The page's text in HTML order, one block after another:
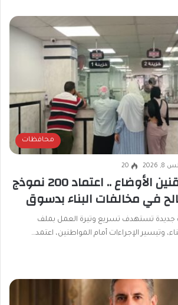
محافظات
20
دفعة جديدة لتقنين الأوضاع .. اعتماد 200 نموذج
جديدة تستهدف تسريع وتيرة العمل بملف
وتيسير الإجراءات أمام المواطنين، اعتمد…